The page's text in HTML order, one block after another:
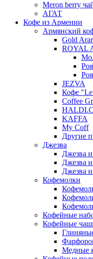
Meron berry
АГАТ
Кофе из Армении
Армянский
Gold
ROYAL
JEZVA
Кофе "Le
Coffee
KAFFA
My Coff
Другие
Джезва
Джезва
Джезва
Джезва
Кофемолки
Кофейные
Кофейные
Медные